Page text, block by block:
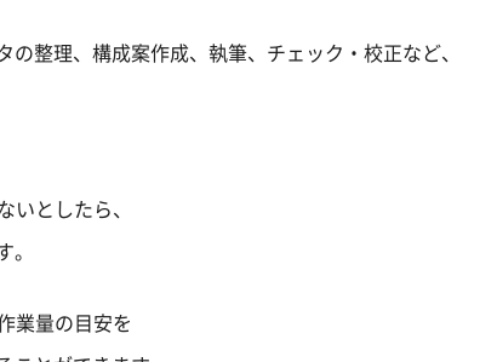
整理、構成案作成、執筆、チェック・校正など、
としたら、
業量の目安を